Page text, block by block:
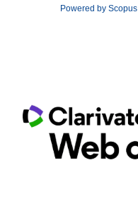
Powered by Scopus